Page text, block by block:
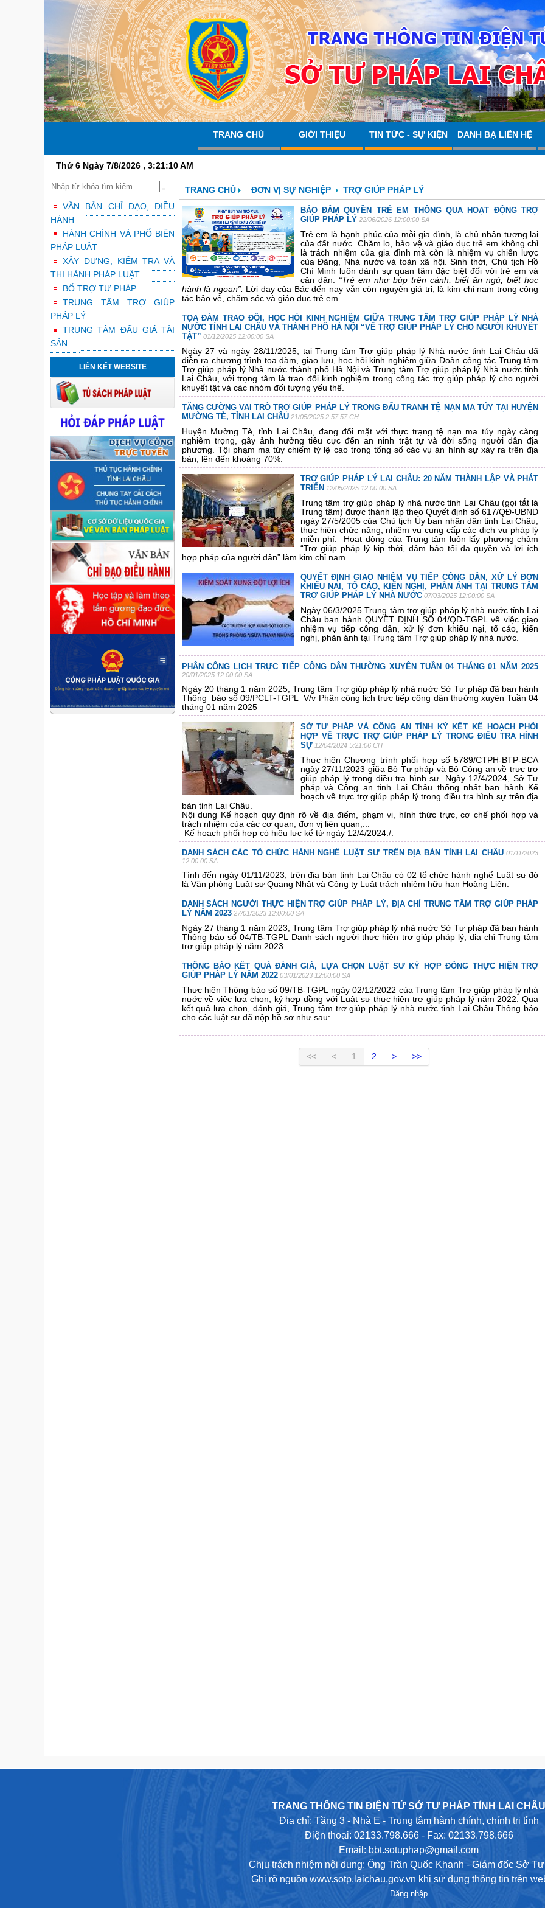
TRANG CHỦ GIỚI THIỆU TIN TỨC - SỰ KIỆN DANH BẠ LIÊN HỆ
Thứ 6 Ngày 7/8/2026 , 3:21:11 AM
VĂN BẢN CHỈ ĐẠO, ĐIỀU
HÀNH
HÀNH CHÍNH VÀ PHỔ BIẾN
PHÁP LUẬT
XÂY DỰNG, KIỂM TRA VÀ
THI HÀNH PHÁP LUẬT
BỔ TRỢ TƯ PHÁP
TRUNG TÂM TRỢ GIÚP
PHÁP LÝ
TRUNG TÂM ĐẤU GIÁ TÀI
SẢN
LIÊN KẾT WEBSITE
TRANG CHỦ ĐƠN VỊ SỰ NGHIỆP TRỢ GIÚP PHÁP LÝ
BẢO ĐẢM QUYỀN TRẺ EM THÔNG QUA HOẠT ĐỘNG TRỢ
GIÚP PHÁP LÝ 22/06/2026 12:00:00 SA
Trẻ em là hạnh phúc của mỗi gia đình, là chủ nhân tương lai
của đất nước. Chăm lo, bảo vệ và giáo dục trẻ em không chỉ
là trách nhiệm của gia đình mà còn là nhiệm vụ chiến lược
của Đảng, Nhà nước và toàn xã hội. Sinh thời, Chủ tịch Hồ
Chí Minh luôn dành sự quan tâm đặc biệt đối với trẻ em và
căn dặn: “Trẻ em như búp trên cành, biết ăn ngủ, biết học
hành là ngoan”. Lời dạy của Bác đến nay vẫn còn nguyên giá trị, là kim chỉ nam trong công
tác bảo vệ, chăm sóc và giáo dục trẻ em.
TỌA ĐÀM TRAO ĐỔI, HỌC HỎI KINH NGHIỆM GIỮA TRUNG TÂM TRỢ GIÚP PHÁP LÝ NHÀ
NƯỚC TỈNH LAI CHÂU VÀ THÀNH PHỐ HÀ NỘI “VỀ TRỢ GIÚP PHÁP LÝ CHO NGƯỜI KHUYẾT
TẬT” 01/12/2025 12:00:00 SA
Ngày 27 và ngày 28/11/2025, tại Trung tâm Trợ giúp pháp lý Nhà nước tỉnh Lai Châu đã
diễn ra chương trình tọa đàm, giao lưu, học hỏi kinh nghiệm giữa Đoàn công tác Trung tâm
Trợ giúp pháp lý Nhà nước thành phố Hà Nội và Trung tâm Trợ giúp pháp lý Nhà nước tỉnh
Lai Châu, với trọng tâm là trao đổi kinh nghiệm trong công tác trợ giúp pháp lý cho người
khuyết tật và các nhóm đối tượng yếu thế.
TĂNG CƯỜNG VAI TRÒ TRỢ GIÚP PHÁP LÝ TRONG ĐẤU TRANH TỆ NẠN MA TÚY TẠI HUYỆN
MƯỜNG TÈ, TỈNH LAI CHÂU21/05/2025 2:57:57 CH
Huyện Mường Tè, tỉnh Lai Châu, đang đối mặt với thực trạng tệ nạn ma túy ngày càng
nghiêm trọng, gây ảnh hưởng tiêu cực đến an ninh trật tự và đời sống người dân địa
phương. Tội phạm ma túy chiếm tỷ lệ cao trong tổng số các vụ án hình sự xảy ra trên địa
bàn, lên đến khoảng 70%.
TRỢ GIÚP PHÁP LÝ LAI CHÂU: 20 NĂM THÀNH LẬP VÀ PHÁT
TRIỂN 12/05/2025 12:00:00 SA
Trung tâm trợ giúp pháp lý nhà nước tỉnh Lai Châu (gọi tắt là
Trung tâm) được thành lập theo Quyết định số 617/QĐ-UBND
ngày 27/5/2005 của Chủ tịch Ủy ban nhân dân tỉnh Lai Châu,
thực hiện chức năng, nhiệm vụ cung cấp các dịch vụ pháp lý
miễn phí.
Hoạt động của Trung tâm luôn lấy phương châm
“Trợ giúp pháp lý kịp thời, đảm bảo tối đa quyền và lợi ích
hợp pháp của người dân” làm kim chỉ nam.
QUYẾT ĐỊNH GIAO NHIỆM VỤ TIẾP CÔNG DÂN, XỬ LÝ ĐƠN
KHIẾU NẠI, TỐ CÁO, KIẾN NGHỊ, PHẢN ÁNH TẠI TRUNG TÂM
TRỢ GIÚP PHÁP LÝ NHÀ NƯỚC07/03/2025 12:00:00 SA
Ngày 06/3/2025 Trung tâm trợ giúp pháp lý nhà nước tỉnh Lai
Châu ban hànhQUYẾT ĐỊNH SỐ 04/QĐ-TGPLvề việcgiao
nhiệm vụ tiếp công dân, xử lý đơn khiếu nại, tố cáo, kiến
nghị, phản ánh tại Trung tâm Trợ giúp pháp lý nhà nước.
PHÂN CÔNG LỊCH TRỰC TIẾP CÔNG DÂN THƯỜNG XUYÊN TUẦN 04 THÁNG 01 NĂM 2025
20/01/2025 12:00:00 SA
Ngày 20 tháng 1 năm 2025, Trung tâm Trợ giúp pháp lý nhà nước Sở Tư pháp đã ban hành
Thông báo số 09/PCLT-TGPL V/v Phân công lịch trực tiếp công dân thường xuyên Tuần 04
tháng 01 năm 2025
SỞ TƯ PHÁP VÀ CÔNG AN TỈNH KÝ KẾT KẾ HOẠCH PHỐI
HỢP VỀ TRỰC TRỢ GIÚP PHÁP LÝ TRONG ĐIỀU TRA HÌNH
SỰ12/04/2024 5:21:06 CH
Thực hiện Chương trình phối hợp số 5789/CTPH-BTP-BCA
ngày 27/11/2023 giữa Bộ Tư pháp và Bộ Công an về trực trợ
giúp pháp lý trong điều tra hình sự. Ngày 12/4/2024, Sở Tư
pháp và Công an tỉnh Lai Châu thống nhất ban hành Kế
hoạch về trực trợ giúp pháp lý trong điều tra hình sự trên địa
bàn tỉnh Lai Châu.
Nội dung Kế hoạch quy định rõ về địa điểm, phạm vi, hình thức trực, cơ chế phối hợp và
trách nhiệm của các cơ quan, đơn vị liên quan,...
Kế hoạch phối hợp có hiệu lực kể từ ngày 12/4/2024./.
DANH SÁCH CÁC TỔ CHỨC HÀNH NGHỀ LUẬT SƯ TRÊN ĐỊA BÀN TỈNH LAI CHÂU01/11/2023
12:00:00 SA
Tính đến ngày 01/11/2023, trên địa bàn tỉnh Lai Châu có 02 tổ chức hành nghể Luật sư đó
là Văn phòng Luật sư Quang Nhật và Công ty Luật trách nhiệm hữu hạn Hoàng Liên.
DANH SÁCH NGƯỜI THỰC HIỆN TRỢ GIÚP PHÁP LÝ, ĐỊA CHỈ TRUNG TÂM TRỢ GIÚP PHÁP
LÝ NĂM 202327/01/2023 12:00:00 SA
Ngày 27 tháng 1 năm 2023, Trung tâm Trợ giúp pháp lý nhà nước Sở Tư pháp đã ban hành
Thông báo số 04/TB-TGPL Danh sách người thực hiện trợ giúp pháp lý, địa chỉ Trung tâm
trợ giúp pháp lý năm 2023
THÔNG BÁO KẾT QUẢ ĐÁNH GIÁ, LỰA CHỌN LUẬT SƯ KÝ HỢP ĐỒNG THỰC HIỆN TRỢ
GIÚP PHÁP LÝ NĂM 202203/01/2023 12:00:00 SA
Thực hiện Thông báo số 09/TB-TGPL ngày 02/12/2022 của Trung tâm Trợ giúp pháp lý nhà
nước về việc lựa chọn, ký hợp đồng với Luật sư thực hiện trợ giúp pháp lý năm 2022. Qua
kết quả lựa chọn, đánh giá, Trung tâm trợ giúp pháp lý nhà nước tỉnh Lai Châu Thông báo
cho các luật sư đã nộp hồ sơ như sau:
<< < 1 2 > >>
TRANG THÔNG TIN ĐIỆN TỬ SỞ TƯ PHÁP TỈNH LAI CHÂU
Địa chỉ: Tầng 3 - Nhà E - Trung tâm hành chính, chính trị tỉnh
Điện thoại: 02133.798.666 - Fax: 02133.798.666
Email: bbt.sotuphap@gmail.com
Chịu trách nhiệm nội dung: Ông Trần Quốc Khanh - Giám đốc Sở
Ghi rõ nguồn www.sotp.laichau.gov.vn khi sử dụng thông tin trên
Đăng nhập